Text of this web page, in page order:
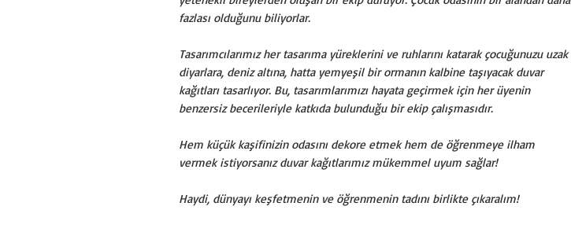
fazlası olduğunu biliyorlar.
Tasarımcılarımız her tasarıma yüreklerini ve ruhlarını katarak çocuğunuzu uzak
diyarlara, deniz altına, hatta yemyeşil bir ormanın kalbine taşıyacak duvar
kağıtları tasarlıyor. Bu, tasarımlarımızı hayata geçirmek için her üyenin
benzersiz becerileriyle katkıda bulunduğu bir ekip çalışmasıdır.
Hem küçük kaşifinizin odasını dekore etmek hem de öğrenmeye ilham
vermek istiyorsanız duvar kağıtlarımız mükemmel uyum sağlar!
Haydi, dünyayı keşfetmenin ve öğrenmenin tadını birlikte çıkaralım!